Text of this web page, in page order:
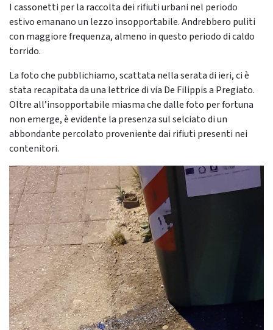
I cassonetti per la raccolta dei rifiuti urbani nel periodo
estivo emanano un lezzo insopportabile. Andrebbero puliti
con maggiore frequenza, almeno in questo periodo di caldo
torrido.
La foto che pubblichiamo, scattata nella serata di ieri, ci è
stata recapitata da una lettrice di via De Filippis a Pregiato.
Oltre all’insopportabile miasma che dalle foto per fortuna
non emerge, è evidente la presenza sul selciato di un
abbondante percolato proveniente dai rifiuti presenti nei
contenitori.